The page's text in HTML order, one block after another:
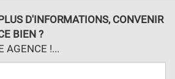
D'INFORMATIONS, CONVENIR
BIEN ?
AGENCE !...